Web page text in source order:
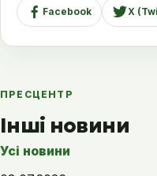
Facebook X
ПРЕСЦЕНТР
Інші новини
Усі новини